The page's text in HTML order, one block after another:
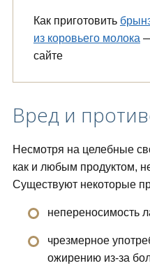
Как приготовить
из коровьего молока
сайте
Вред и
Несмотря на целебные
как и любым продуктом,
Существуют некоторые
непереносимость
чрезмерное
ожирению из-за